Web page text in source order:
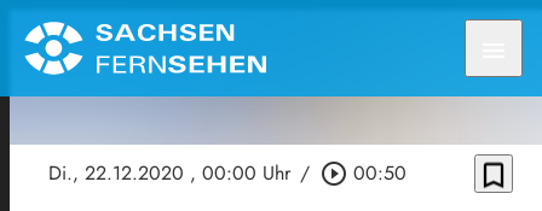
Di., 22.12.2020 , 00:00 Uhr / play_circle_outline 00:50 bookmark_border